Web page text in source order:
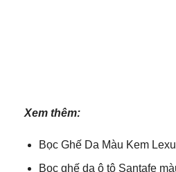
Xem thêm:
Bọc Ghế Da Màu Kem
Bọc ghế da ô tô Santafe